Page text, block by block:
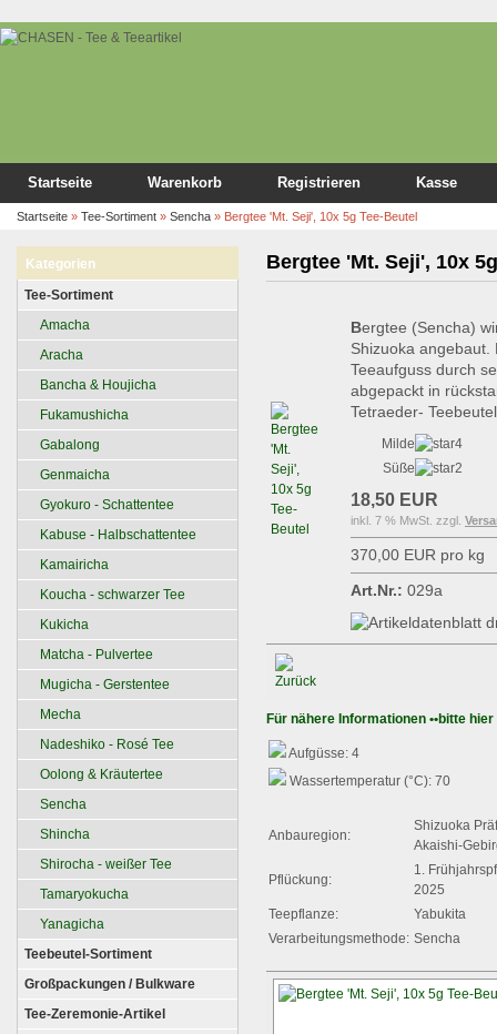
Startseite Warenkorb Registrieren Kasse
Startseite » Tee-Sortiment » Sencha » Bergtee 'Mt. Seji', 10x 5g Tee-Beutel
Kategorien
Tee-Sortiment
Amacha
Aracha
Bancha & Houjicha
Fukamushicha
Gabalong
Genmaicha
Gyokuro - Schattentee
Kabuse - Halbschattentee
Kamairicha
Koucha - schwarzer Tee
Kukicha
Matcha - Pulvertee
Mugicha - Gerstentee
Mecha
Nadeshiko - Rosé Tee
Oolong & Kräutertee
Sencha
Shincha
Shirocha - weißer Tee
Tamaryokucha
Yanagicha
Teebeutel-Sortiment
Großpackungen / Bulkware
Tee-Zeremonie-Artikel
Bergtee 'Mt. Seji', 10x
Bergtee (Sencha)
Shizuoka
Teeaufguss durch
abgepackt in
Tetraeder-
Milde
Süße
18,50 EUR
inkl. 7 % MwSt. zzgl.
370,00 EUR pro kg
Art.Nr.: 029a
Für nähere Informationen ••bitte hier
Aufgüsse: 4
Wassertemperatur (°C): 70
Anbauregion:
Shizuoka
Akaishi-
Pflückung:
1.
2025
Teepflanze:
Yabukita
Verarbeitungsmethode: Sencha